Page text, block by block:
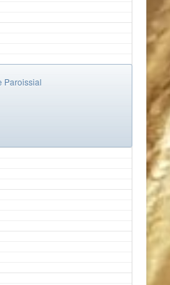
Paroissial